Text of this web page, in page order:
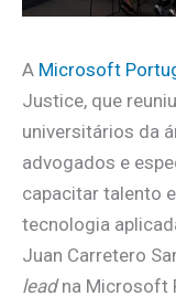
A Microsoft
Justice, que
universitários da
advogados e
capacitar talento
tecnologia
Juan Carretero
leadna Microsoft